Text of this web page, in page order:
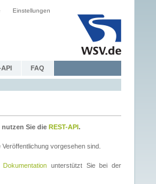
Einstellungen
FAQ
nutzen Sie die REST-API.
vorgesehen sind.
Dokumentation unterstützt Sie bei der